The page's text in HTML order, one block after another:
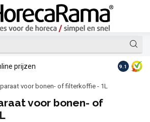
prijzen Op
9.1
voor bonen- of filterkoffie - 1L
voor bonen- of